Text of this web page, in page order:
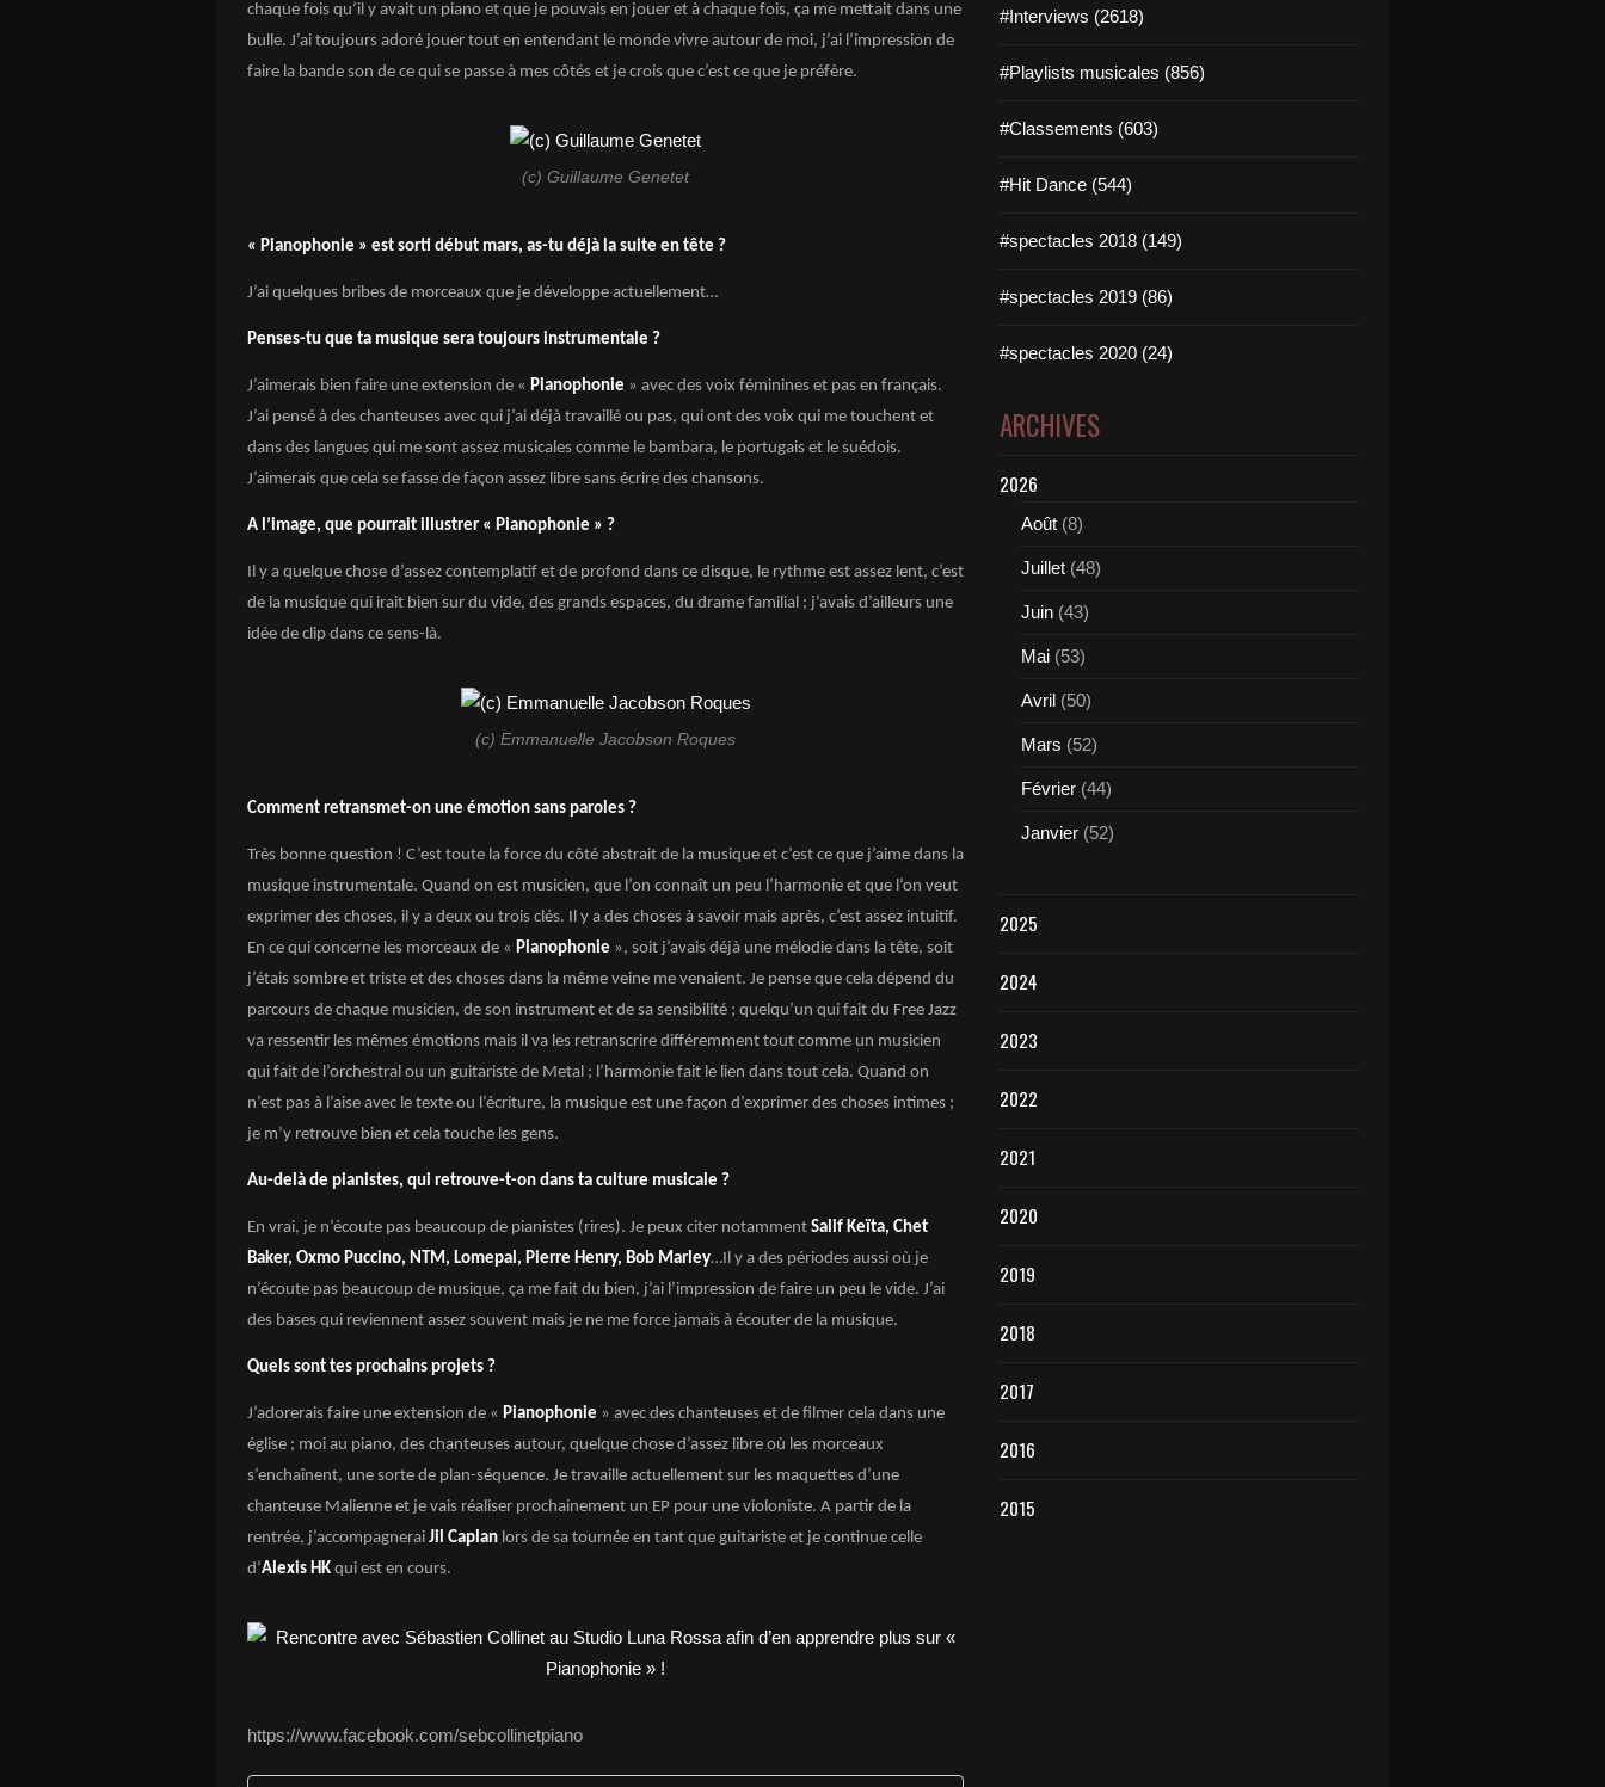
chaque fois qu’il y avait un piano et que je pouvais en jouer et à chaque fois, ça me mettait dans une
bulle. J’ai toujours adoré jouer tout en entendant le monde vivre autour de moi, j’ai l’impression de
faire la bande son de ce qui se passe à mes côtés et je crois que c’est ce que je préfère.
(c) Guillaume Genetet
« Pianophonie » est sorti début mars, as-tu déjà la suite en tête ?
J’ai quelques bribes de morceaux que je développe actuellement…
Penses-tu que ta musique sera toujours instrumentale ?
J’aimerais bien faire une extension de « Pianophonie » avec des voix féminines et pas en français.
J’ai pensé à des chanteuses avec qui j’ai déjà travaillé ou pas, qui ont des voix qui me touchent et
dans des langues qui me sont assez musicales comme le bambara, le portugais et le suédois.
J’aimerais que cela se fasse de façon assez libre sans écrire des chansons.
A l’image, que pourrait illustrer « Pianophonie » ?
Il y a quelque chose d’assez contemplatif et de profond dans ce disque, le rythme est assez lent, c’est
de la musique qui irait bien sur du vide, des grands espaces, du drame familial ; j’avais d’ailleurs une
idée de clip dans ce sens-là.
(c) Emmanuelle Jacobson Roques
Comment retransmet-on une émotion sans paroles ?
Très bonne question ! C’est toute la force du côté abstrait de la musique et c’est ce que j’aime dans la
musique instrumentale. Quand on est musicien, que l’on connaît un peu l’harmonie et que l’on veut
exprimer des choses, il y a deux ou trois clés. Il y a des choses à savoir mais après, c’est assez intuitif.
En ce qui concerne les morceaux de « Pianophonie », soit j’avais déjà une mélodie dans la tête, soit
j’étais sombre et triste et des choses dans la même veine me venaient. Je pense que cela dépend du
parcours de chaque musicien, de son instrument et de sa sensibilité ; quelqu’un qui fait du Free Jazz
va ressentir les mêmes émotions mais il va les retranscrire différemment tout comme un musicien
qui fait de l’orchestral ou un guitariste de Metal ; l’harmonie fait le lien dans tout cela. Quand on
n’est pas à l’aise avec le texte ou l’écriture, la musique est une façon d’exprimer des choses intimes ;
je m’y retrouve bien et cela touche les gens.
Au-delà de pianistes, qui retrouve-t-on dans ta culture musicale ?
En vrai, je n’écoute pas beaucoup de pianistes (rires). Je peux citer notamment Salif Keïta, Chet
Baker, Oxmo Puccino, NTM, Lomepal, Pierre Henry, Bob Marley…Il y a des périodes aussi où je
n’écoute pas beaucoup de musique, ça me fait du bien, j’ai l’impression de faire un peu le vide. J’ai
des bases qui reviennent assez souvent mais je ne me force jamais à écouter de la musique.
Quels sont tes prochains projets ?
J’adorerais faire une extension de « Pianophonie » avec des chanteuses et de filmer cela dans une
église ; moi au piano, des chanteuses autour, quelque chose d’assez libre où les morceaux
s’enchaînent, une sorte de plan-séquence. Je travaille actuellement sur les maquettes d’une
chanteuse Malienne et je vais réaliser prochainement un EP pour une violoniste. A partir de la
rentrée, j’accompagnerai Jil Caplan lors de sa tournée en tant que guitariste et je continue celle
d’Alexis HK qui est en cours.
https://www.facebook.com/sebcollinetpiano
#Interviews (2618)
#Playlists musicales (856)
#Classements (603)
#Hit Dance (544)
#spectacles 2018 (149)
#spectacles 2019 (86)
#spectacles 2020 (24)
ARCHIVES
2026
Août (8)
Juillet (48)
Juin (43)
Mai (53)
Avril (50)
Mars (52)
Février (44)
Janvier (52)
2025
2024
2023
2022
2021
2020
2019
2018
2017
2016
2015